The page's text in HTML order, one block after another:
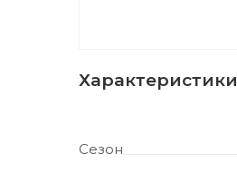
Характеристики
Сезон